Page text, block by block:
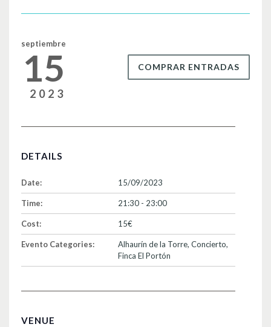
o
k
septiembre
15
2023
COMPRAR ENTRADAS
DETAILS
Date: 15/09/2023
Time: 21:30 - 23:00
Cost: 15€
Evento Categories: Alhaurín de la Torre, Concierto,
Finca El Portón
VENUE